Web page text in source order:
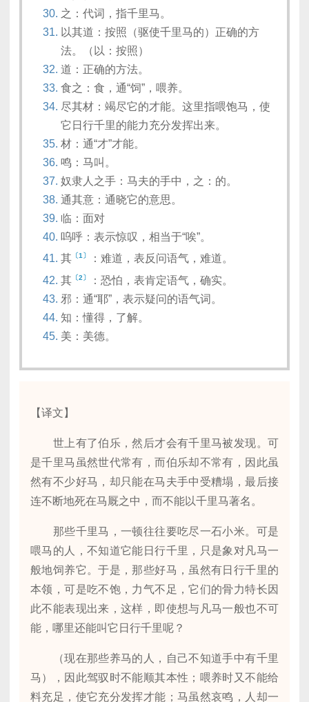
之：代词，指千里马。
以其道：按照（驱使千里马的）正确的方
法。（以：按照）
道：正确的方法。
食之：食，通“饲”，喂养。
尽其材：竭尽它的才能。这里指喂饱马，使
它日行千里的能力充分发挥出来。
材：通“才”才能。
鸣：马叫。
奴隶人之手：马夫的手中，之：的。
通其意：通晓它的意思。
临：面对
呜呼：表示惊叹，相当于“唉”。
其 〔1〕
：难道，表反问语气，难道。
其 〔2〕
：恐怕，表肯定语气，确实。
邪：通“耶”，表示疑问的语气词。
知：懂得，了解。
美：美德。
【译文】
世上有了伯乐，然后才会有千里马被发现。可
是千里马虽然世代常有，而伯乐却不常有，因此虽
然有不少好马，却只能在马夫手中受糟塌，最后接
连不断地死在马厩之中，而不能以千里马著名。
那些千里马，一顿往往要吃尽一石小米。可是
喂马的人，不知道它能日行千里，只是象对凡马一
般地饲养它。于是，那些好马，虽然有日行千里的
本领，可是吃不饱，力气不足，它们的骨力特长因
此不能表现出来，这样，即使想与凡马一般也不可
能，哪里还能叫它日行千里呢？
（现在那些养马的人，自己不知道手中有千里
马），因此驾驭时不能顺其本性；喂养时又不能给
料充足，使它充分发挥才能；马虽然哀鸣，人却一